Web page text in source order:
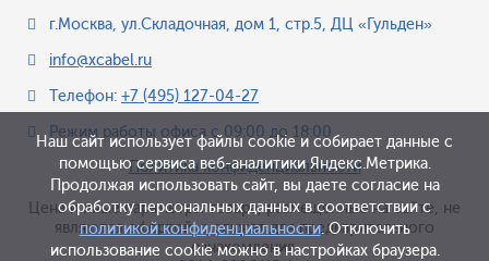
г.Москва, ул.Складочная, дом 1, стр.5, ДЦ «Гульден»
info@xcabel.ru
Телефон: +7 (495) 127-04-27
Режим работы офиса с 09:00 до 18:00
Политика конфиденциальности
Цена и иные параметры товара, размещенные на сайте, не
являются офертой, а служат для предварительного
ознакомления.
Наш сайт использует файлы cookie и собирает данные с
помощью сервиса веб-аналитики Яндекс.Метрика.
Продолжая использовать сайт, вы даете согласие на
обработку персональных данных в соответствии с
политикой конфиденциальности. Отключить
использование cookie можно в настройках браузера.